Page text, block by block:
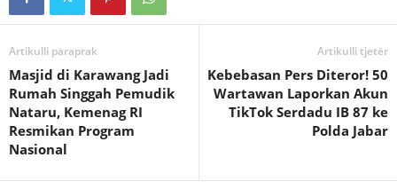
Artikulli paraprak
Masjid di Karawang Jadi
Rumah Singgah Pemudik
Nataru, Kemenag RI
Resmikan Program
Nasional
Artikulli tjetër
Kebebasan Pers Diteror! 50
Wartawan Laporkan Akun
TikTok Serdadu IB 87 ke
Polda Jabar